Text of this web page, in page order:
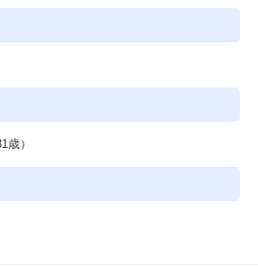
し、売上の20％を占めるまで成長！新規機
ョン４」の段階、24年後半にも新規追加
確にデータ化し電子で管理ができるサー
リアプロフィールアプリ。名刺管理だけ
出会え、企業からスカウトが届きます。
歳）